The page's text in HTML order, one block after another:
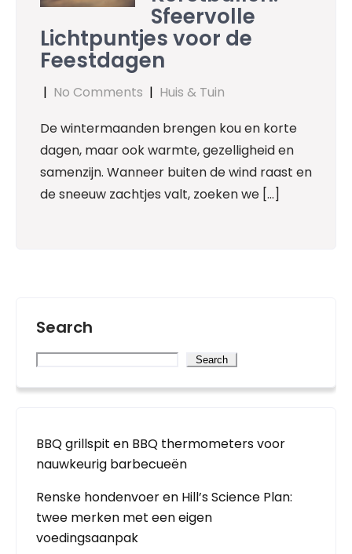
Sfeervolle
Lichtpuntjes voor de
Feestdagen
| No Comments | Huis & Tuin
De wintermaanden brengen kou en korte
dagen, maar ook warmte, gezelligheid en
samenzijn. Wanneer buiten de wind raast en
de sneeuw zachtjes valt, zoeken we […]
Search
Search
BBQ grillspit en BBQ thermometers voor
nauwkeurig barbecueën
Renske hondenvoer en Hill’s Science Plan:
twee merken met een eigen
voedingsaanpak